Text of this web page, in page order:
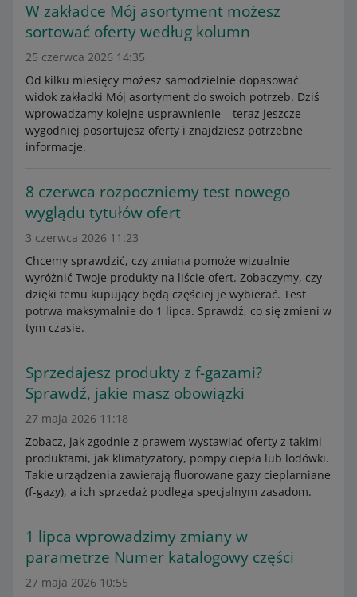
W zakładce Mój asortyment możesz
sortować oferty według kolumn
25 czerwca 2026 14:35
Od kilku miesięcy możesz samodzielnie dopasować
widok zakładki Mój asortyment do swoich potrzeb. Dziś
wprowadzamy kolejne usprawnienie – teraz jeszcze
wygodniej posortujesz oferty i znajdziesz potrzebne
informacje.
8 czerwca rozpoczniemy test nowego
wyglądu tytułów ofert
3 czerwca 2026 11:23
Chcemy sprawdzić, czy zmiana pomoże wizualnie
wyróżnić Twoje produkty na liście ofert. Zobaczymy, czy
dzięki temu kupujący będą częściej je wybierać. Test
potrwa maksymalnie do 1 lipca. Sprawdź, co się zmieni w
tym czasie.
Sprzedajesz produkty z f-gazami?
Sprawdź, jakie masz obowiązki
27 maja 2026 11:18
Zobacz, jak zgodnie z prawem wystawiać oferty z takimi
produktami, jak klimatyzatory, pompy ciepła lub lodówki.
Takie urządzenia zawierają fluorowane gazy cieplarniane
(f-gazy), a ich sprzedaż podlega specjalnym zasadom.
1 lipca wprowadzimy zmiany w
parametrze Numer katalogowy części
27 maja 2026 10:55